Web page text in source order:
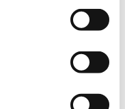
op elk moment